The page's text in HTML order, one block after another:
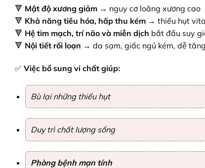
🔻 Mật độ xương giảm → nguy cơ loãng xương cao
🔻 Khả năng tiêu hóa, hấp thu kém → thiếu hụt
🔻 Hệ tim mạch, trí não và miễn dịch bắt đầu suy
🔻 Nội tiết rối loạn → da sạm, giấc ngủ kém, dễ
✅ Việc bổ sung vi chất giúp:
Bù lại những thiếu hụt
Duy trì chất lượng sống
Phòng bệnh mạn tính